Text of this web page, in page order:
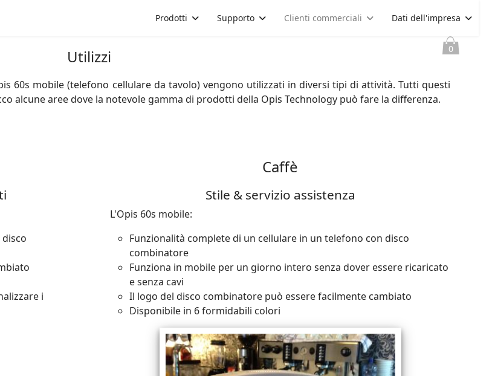
0
Prodotti Supporto Clienti commerciali Dati dell'impresa
Utilizzi
60s mobile (telefono cellulare da tavolo) vengono utilizzati in diversi tipi di attività. Tutti questi
alcune aree dove la notevole gamma di prodotti della Opis Technology può fare la differenza.
i
Caffè
Stile & servizio assistenza
L'Opis 60s mobile:
Funzionalità complete di un cellulare in un telefono con disco
combinatore
Funziona in mobile per un giorno intero senza dover essere ricaricato
e senza cavi
Il logo del disco combinatore può essere facilmente cambiato
Disponibile in 6 formidabili colori